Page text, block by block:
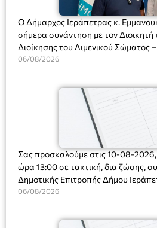
Ο Δήμαρχος Ιεράπετρας κ.
σήμερα συνάντηση με τον Διοικητή
Διοίκησης του Λιμενικού Σώματος
Ακτοφυλακής (Λ.Σ.-ΕΛ.ΑΚΤ.),
06/08/2026
Σας προσκαλούμε στις 10-08-
ώρα 13:00 σε τακτική, δια ζώσης,
Δημοτικής Επιτροπής Δήμου
στο Δημοτικό Κατάστημα,
και λήψη αποφάσεων στα
06/08/2026